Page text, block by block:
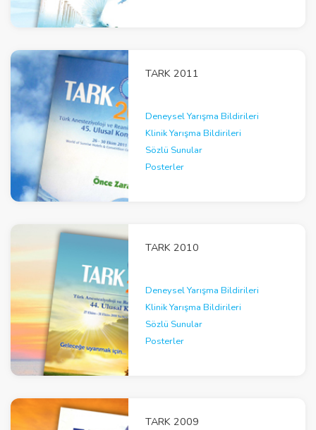
TARK 2011
Deneysel Yarışma Bildirileri
Klinik Yarışma Bildirileri
Sözlü Sunular
Posterler
TARK 2010
Deneysel Yarışma Bildirileri
Klinik Yarışma Bildirileri
Sözlü Sunular
Posterler
TARK 2009